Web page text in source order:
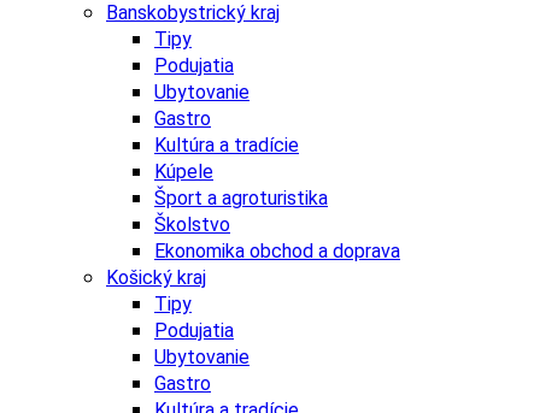
Banskobystrický kraj
Tipy
Podujatia
Ubytovanie
Gastro
Kultúra a tradície
Kúpele
Šport a agroturistika
Školstvo
Ekonomika obchod a doprava
Košický kraj
Tipy
Podujatia
Ubytovanie
Gastro